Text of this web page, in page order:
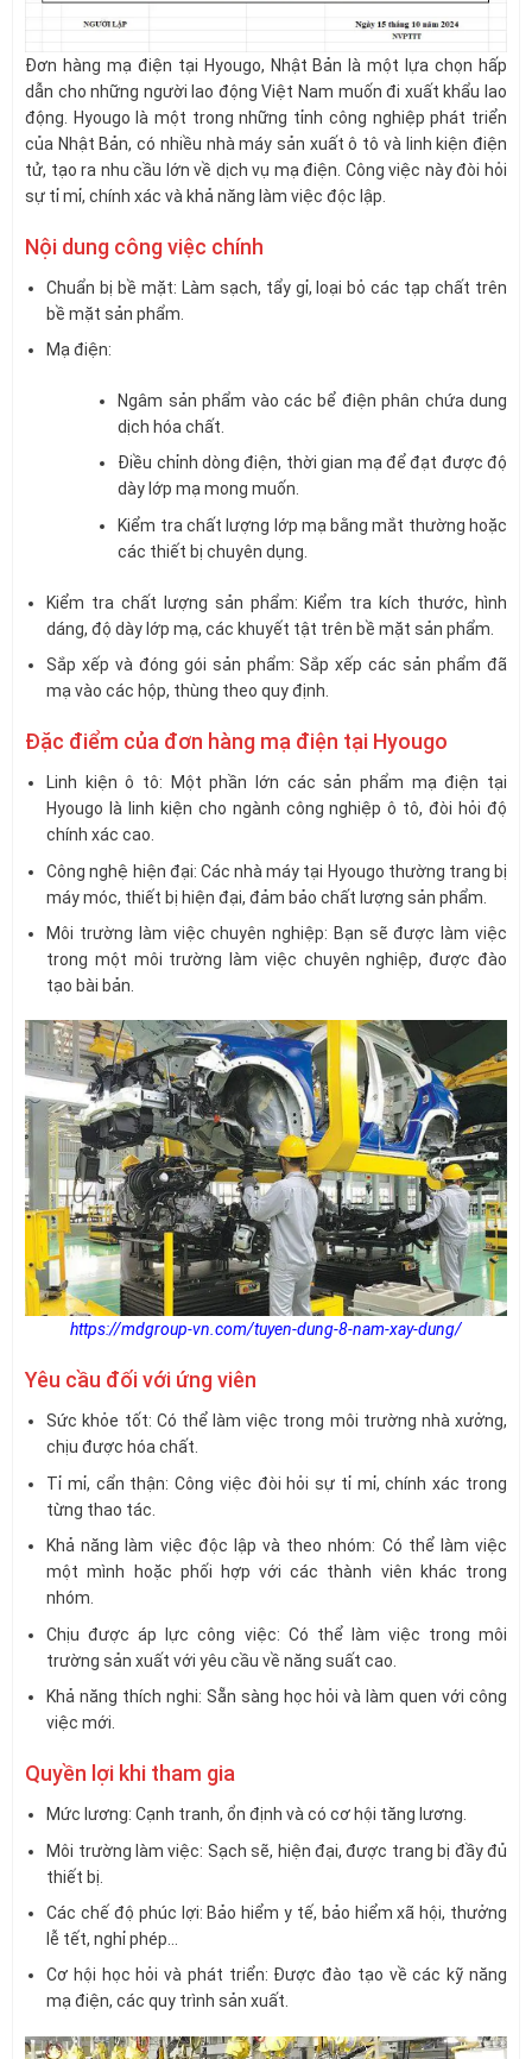
Đơn hàng mạ điện tại Hyougo, Nhật Bản là một lựa chọn hấp
dẫn cho những người lao động Việt Nam muốn đi xuất khẩu lao
động. Hyougo là một trong những tỉnh công nghiệp phát triển
của Nhật Bản, có nhiều nhà máy sản xuất ô tô và linh kiện điện
tử, tạo ra nhu cầu lớn về dịch vụ mạ điện. Công việc này đòi hỏi
sự tỉ mỉ, chính xác và khả năng làm việc độc lập.
Nội dung công việc chính
Chuẩn bị bề mặt: Làm sạch, tẩy gỉ, loại bỏ các tạp chất trên
bề mặt sản phẩm.
Mạ điện:
Ngâm sản phẩm vào các bể điện phân chứa dung
dịch hóa chất.
Điều chỉnh dòng điện, thời gian mạ để đạt được độ
dày lớp mạ mong muốn.
Kiểm tra chất lượng lớp mạ bằng mắt thường hoặc
các thiết bị chuyên dụng.
Kiểm tra chất lượng sản phẩm: Kiểm tra kích thước, hình
dáng, độ dày lớp mạ, các khuyết tật trên bề mặt sản phẩm.
Sắp xếp và đóng gói sản phẩm: Sắp xếp các sản phẩm đã
mạ vào các hộp, thùng theo quy định.
Đặc điểm của đơn hàng mạ điện tại Hyougo
Linh kiện ô tô: Một phần lớn các sản phẩm mạ điện tại
Hyougo là linh kiện cho ngành công nghiệp ô tô, đòi hỏi độ
chính xác cao.
Công nghệ hiện đại: Các nhà máy tại Hyougo thường trang bị
máy móc, thiết bị hiện đại, đảm bảo chất lượng sản phẩm.
Môi trường làm việc chuyên nghiệp: Bạn sẽ được làm việc
trong một môi trường làm việc chuyên nghiệp, được đào
tạo bài bản.
https://mdgroup-vn.com/tuyen-dung-8-nam-xay-dung/
Yêu cầu đối với ứng viên
Sức khỏe tốt: Có thể làm việc trong môi trường nhà xưởng,
chịu được hóa chất.
Tỉ mỉ, cẩn thận: Công việc đòi hỏi sự tỉ mỉ, chính xác trong
từng thao tác.
Khả năng làm việc độc lập và theo nhóm: Có thể làm việc
một mình hoặc phối hợp với các thành viên khác trong
nhóm.
Chịu được áp lực công việc: Có thể làm việc trong môi
trường sản xuất với yêu cầu về năng suất cao.
Khả năng thích nghi: Sẵn sàng học hỏi và làm quen với công
việc mới.
Quyền lợi khi tham gia
Mức lương: Cạnh tranh, ổn định và có cơ hội tăng lương.
Môi trường làm việc: Sạch sẽ, hiện đại, được trang bị đầy đủ
thiết bị.
Các chế độ phúc lợi: Bảo hiểm y tế, bảo hiểm xã hội, thưởng
lễ tết, nghỉ phép…
Cơ hội học hỏi và phát triển: Được đào tạo về các kỹ năng
mạ điện, các quy trình sản xuất.